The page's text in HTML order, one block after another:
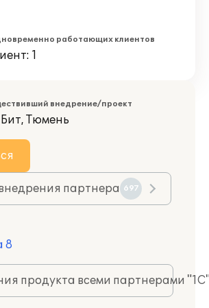
работающих клиентов
1
внедрение/проект
Тюмень
партнера 697
8
продукта всеми партнерами